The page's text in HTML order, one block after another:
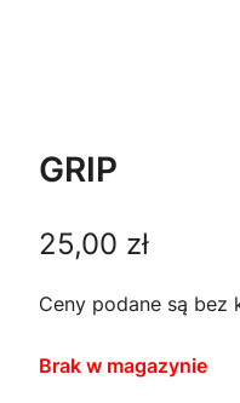
GRIP
25,00 zł
Ceny podane są bez
Brak w magazynie